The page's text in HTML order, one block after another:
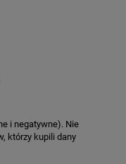
i negatywne). Nie
którzy kupili dany